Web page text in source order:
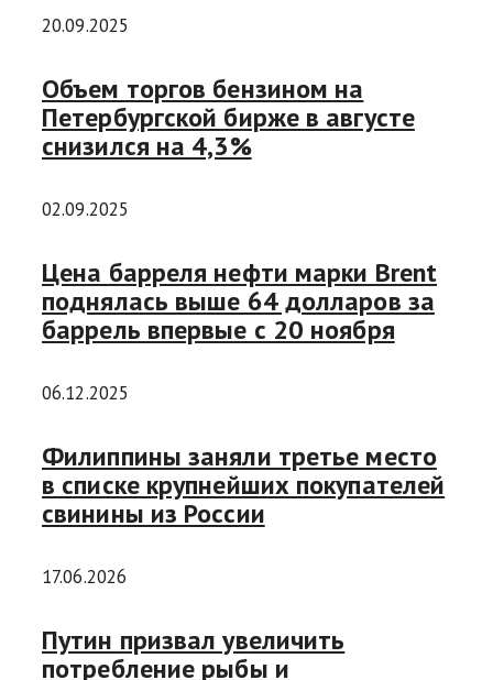
20.09.2025
Объем торгов бензином на
Петербургской бирже в августе
снизился на 4,3%
02.09.2025
Цена барреля нефти марки Brent
поднялась выше 64 долларов за
баррель впервые с 20 ноября
06.12.2025
Филиппины заняли третье место
в списке крупнейших покупателей
свинины из России
17.06.2026
Путин призвал увеличить
потребление рыбы и